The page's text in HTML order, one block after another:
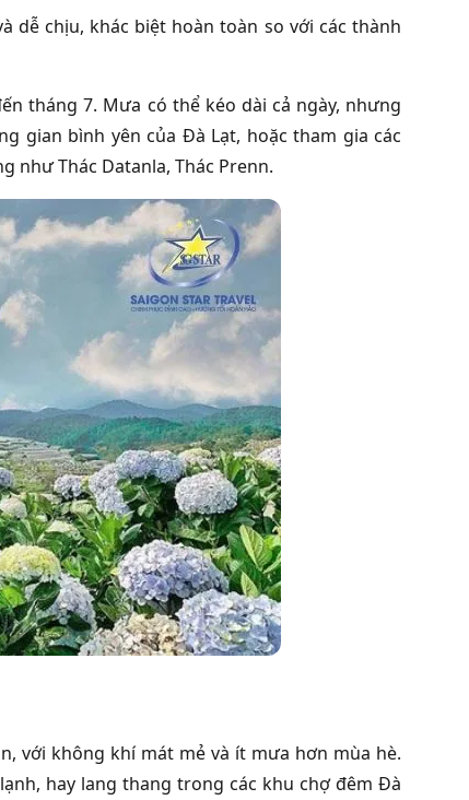
dễ chịu, khác biệt hoàn toàn so với các thành
tháng 7. Mưa có thể kéo dài cả ngày, nhưng
gian bình yên của Đà Lạt, hoặc tham gia các
như Thác Datanla, Thác Prenn.
với không khí mát mẻ và ít mưa hơn mùa hè.
hay lang thang trong các khu chợ đêm Đà